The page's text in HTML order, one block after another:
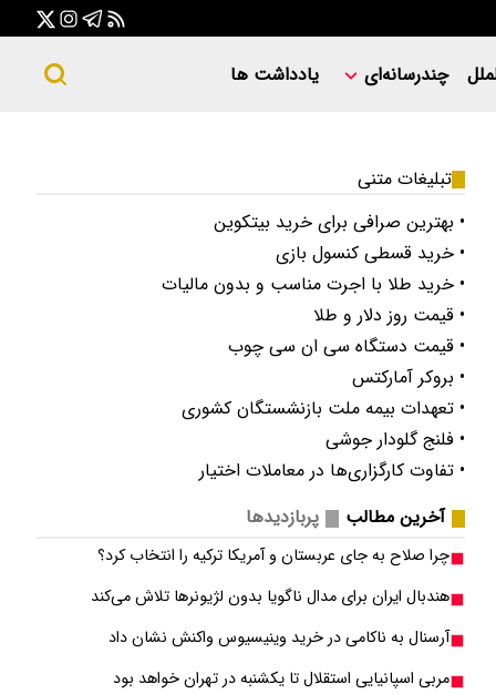
چندرسانه‌ای یادداشت ها
تبلیغات متنی
• بهترین صرافی برای خرید بیتکوین
• خرید قسطی کنسول بازی
• خرید طلا با اجرت مناسب و بدون مالیات
• قیمت روز دلار و طلا
• قیمت دستگاه سی ان سی چوب
• بروکر آمارکتس
• تعهدات بیمه ملت بازنشستگان کشوری
• فلنج گلودار جوشی
• تفاوت کارگزاری‌ها در معاملات اختیار
آخرین مطالب
پربازدیدها
چرا صلاح به جای عربستان و آمریکا ترکیه را انتخاب کرد؟
هندبال ایران برای مدال ناگویا بدون لژیونرها تلاش می‎‌کند
آرسنال به ناکامی در خرید وینیسیوس واکنش نشان داد
مربی اسپانیایی استقلال تا یکشنبه در تهران خواهد بود